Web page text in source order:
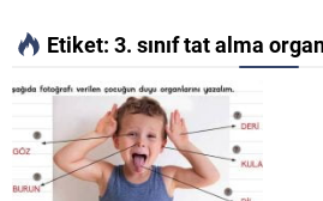
Etiket: 3. sınıf tat alma